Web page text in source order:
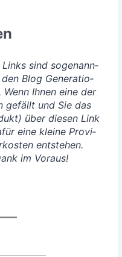
sind soge­nann­
Blog Gene­ra­tio­
Ihnen eine der
gefällt und Sie das
über die­sen Link
eine klei­ne Pro­vi­
ent­ste­hen.
im Voraus!